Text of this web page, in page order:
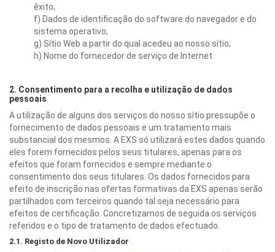
êxito;
f) Dados de identificação do software do navegador e do
sistema operativo;
g) Sítio Web a partir do qual acedeu ao nosso sítio;
h) Nome do fornecedor de serviço de Internet
2. Consentimento para a recolha e utilização de dados
pessoais
A utilização de alguns dos serviços do nosso sítio pressupõe o
fornecimento de dados pessoais e um tratamento mais
substancial dos mesmos. A EXS só utilizará estes dados quando
eles forem fornecidos pelos seus titulares, apenas para os
efeitos que foram fornecidos e sempre mediante o
consentimento dos seus titulares. Os dados fornecidos para
efeito de inscrição nas ofertas formativas da EXS apenas serão
partilhados com terceiros quando tal seja necessário para
efeitos de certificação. Concretizamos de seguida os serviços
referidos e o tipo de tratamento de dados efectuado.
2.1. Registo de Novo Utilizador